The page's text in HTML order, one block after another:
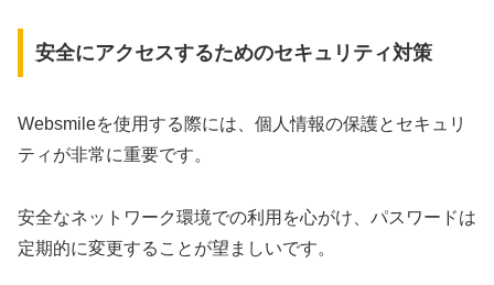
安全にアクセスするためのセキュリティ対策
Websmileを使用する際には、個人情報の保護とセキュリ
ティが非常に重要です。
安全なネットワーク環境での利用を心がけ、パスワードは
定期的に変更することが望ましいです。